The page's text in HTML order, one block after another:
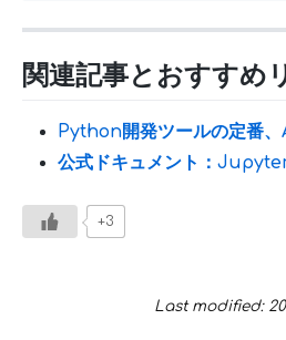
関連記事とおすすめ
Python開発ツールの定番
公式ドキュメント：
+3
Last modified: